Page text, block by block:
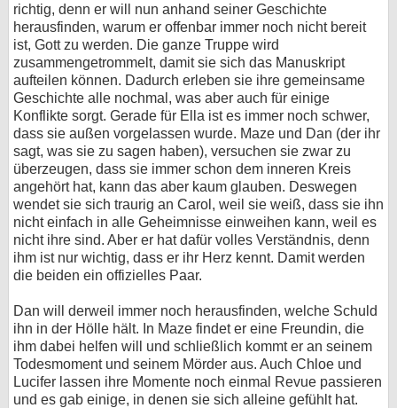
richtig, denn er will nun anhand seiner Geschichte
herausfinden, warum er offenbar immer noch nicht bereit
ist, Gott zu werden. Die ganze Truppe wird
zusammengetrommelt, damit sie sich das Manuskript
aufteilen können. Dadurch erleben sie ihre gemeinsame
Geschichte alle nochmal, was aber auch für einige
Konflikte sorgt. Gerade für Ella ist es immer noch schwer,
dass sie außen vorgelassen wurde. Maze und Dan (der ihr
sagt, was sie zu sagen haben), versuchen sie zwar zu
überzeugen, dass sie immer schon dem inneren Kreis
angehört hat, kann das aber kaum glauben. Deswegen
wendet sie sich traurig an Carol, weil sie weiß, dass sie ihn
nicht einfach in alle Geheimnisse einweihen kann, weil es
nicht ihre sind. Aber er hat dafür volles Verständnis, denn
ihm ist nur wichtig, dass er ihr Herz kennt. Damit werden
die beiden ein offizielles Paar.
Dan will derweil immer noch herausfinden, welche Schuld
ihn in der Hölle hält. In Maze findet er eine Freundin, die
ihm dabei helfen will und schließlich kommt er an seinem
Todesmoment und seinem Mörder aus. Auch Chloe und
Lucifer lassen ihre Momente noch einmal Revue passieren
und es gab einige, in denen sie sich alleine gefühlt hat.